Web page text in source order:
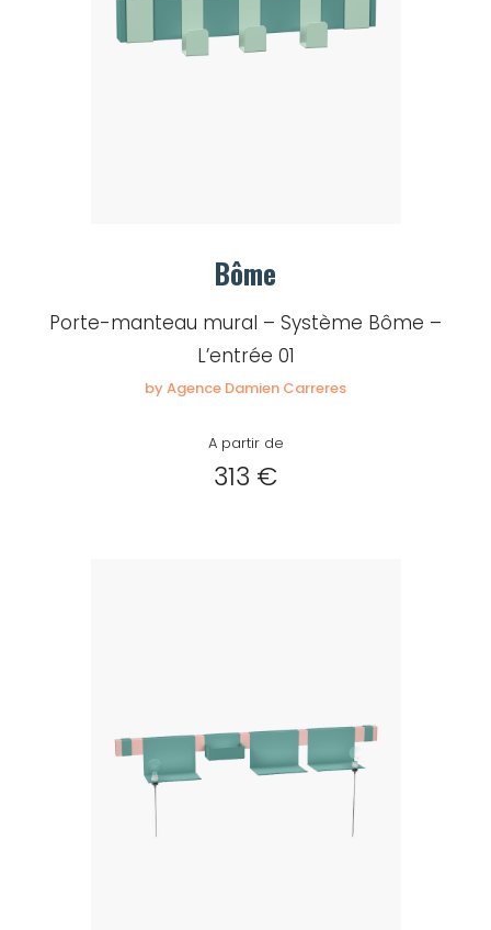
Bôme
Porte-manteau mural – Système Bôme –
L’entrée 01
by Agence Damien Carreres
A partir de
313 €